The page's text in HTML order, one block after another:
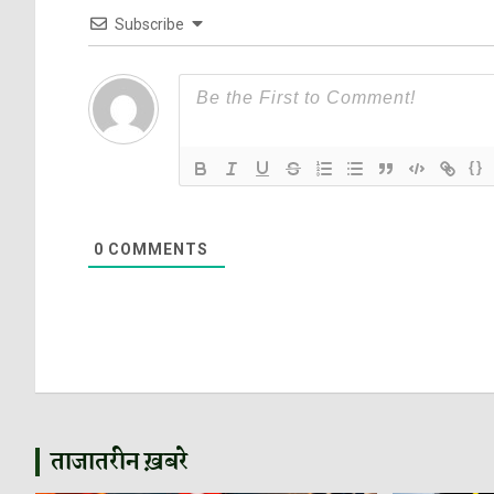
Subscribe
{}
0 COMMENTS
ताजातरीन ख़बरे